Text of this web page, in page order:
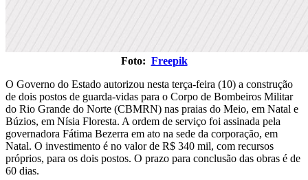
Foto: Freepik
O Governo do Estado autorizou nesta terça-feira (10) a construção
de dois postos de guarda-vidas para o Corpo de Bombeiros Militar
do Rio Grande do Norte (CBMRN) nas praias do Meio, em Natal e
Búzios, em Nísia Floresta. A ordem de serviço foi assinada pela
governadora Fátima Bezerra em ato na sede da corporação, em
Natal. O investimento é no valor de R$ 340 mil, com recursos
próprios, para os dois postos. O prazo para conclusão das obras é de
60 dias.